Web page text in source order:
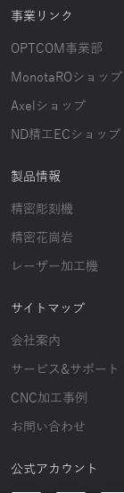
事業リンク
OPTCOM事業部
MonotaROショップ
Axelショップ
ND精工ECショップ
製品情報
精密彫刻機
精密花崗岩
レーザー加工機
サイトマップ
会社案内
サービス&サポート
CNC加工事例
お問い合わせ
公式アカウント